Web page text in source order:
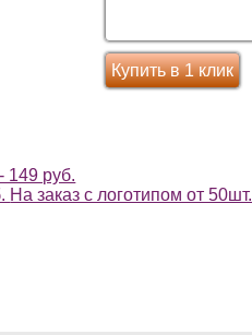
Купить в 1 клик
149 руб.
На заказ с логотипом от 50шт.